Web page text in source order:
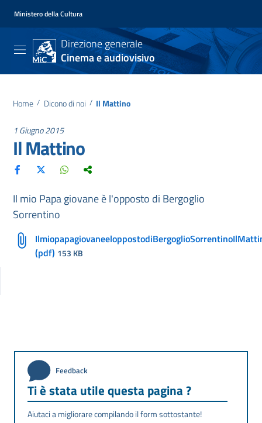
Ministero della Cultura
Direzione generale
Cinema e audiovisivo
Home / Dicono di noi / Il Mattino
1 Giugno 2015
Il Mattino
Il mio Papa giovane è l'opposto di Bergoglio
Sorrentino
(pdf) 153 KB
Feedback
Ti è stata utile questa pagina ?
Aiutaci a migliorare compilando il form sottostante!